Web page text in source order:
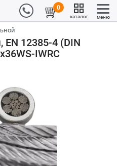
0
каталог меню
12385-4 (DIN
IWRC